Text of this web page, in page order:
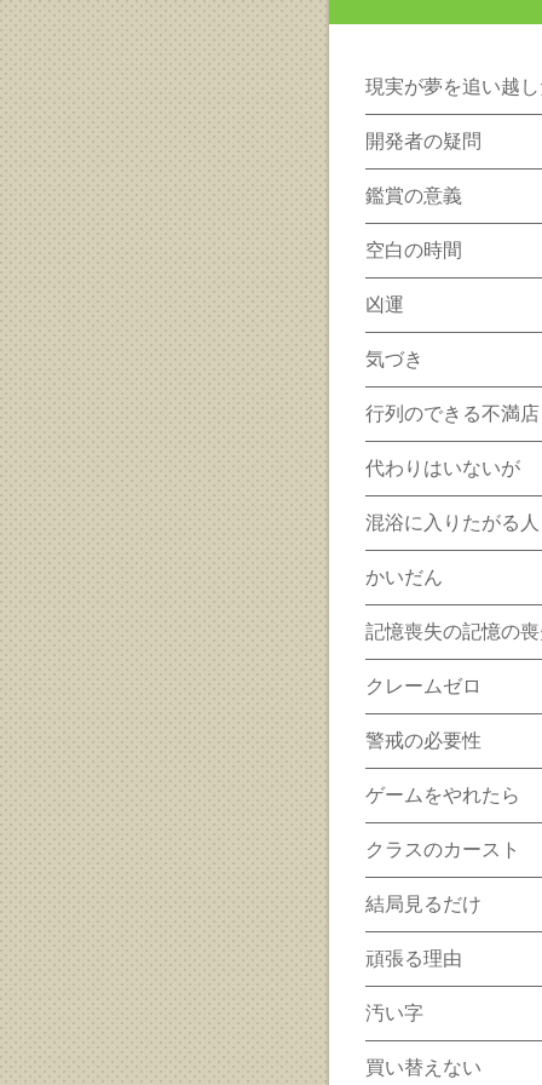
現実が夢を追い越
開発者の疑問
鑑賞の意義
空白の時間
凶運
気づき
行列のできる不満店
代わりはいないが
混浴に入りたがる人
かいだん
記憶喪失の記憶の
クレームゼロ
警戒の必要性
ゲームをやれたら
クラスのカースト
結局見るだけ
頑張る理由
汚い字
買い替えない